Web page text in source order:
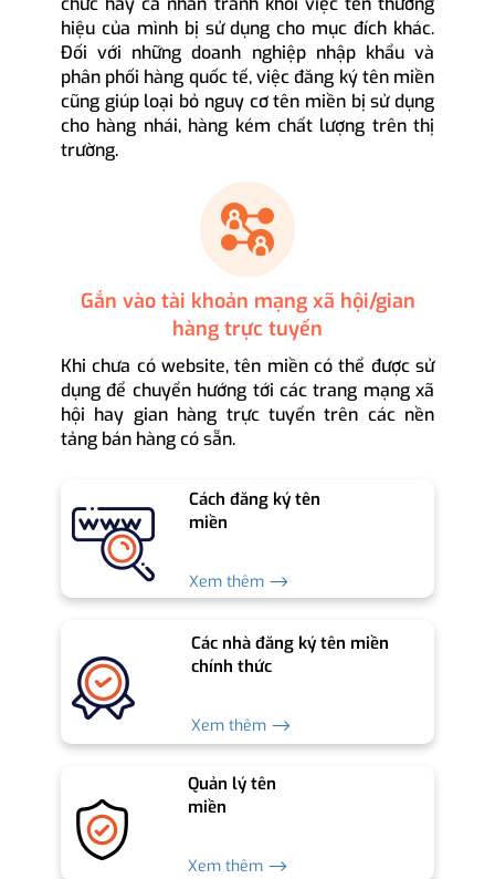
hiệu của mình bị sử dụng cho mục đích khác.
Đối với những doanh nghiệp nhập khẩu và
phân phối hàng quốc tế, việc đăng ký tên miền
cũng giúp loại bỏ nguy cơ tên miền bị sử dụng
cho hàng nhái, hàng kém chất lượng trên thị
trường.
Gắn vào tài khoản mạng xã hội/gian
hàng trực tuyến
Khi chưa có website, tên miền có thể được sử
dụng để chuyển hướng tới các trang mạng xã
hội hay gian hàng trực tuyến trên các nền
tảng bán hàng có sẵn.
Cách đăng ký tên
miền
Xem thêm ⟶
Các nhà đăng ký tên miền
chính thức
Xem thêm ⟶
Quản lý tên
miền
Xem thêm ⟶